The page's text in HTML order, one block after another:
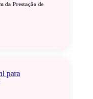
da Prestação de